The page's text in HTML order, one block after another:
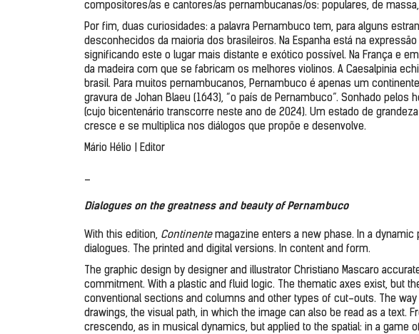
compositores/as e cantores/as pernambucanas/os: populares, de
Por fim, duas curiosidades: a palavra Pernambuco tem, para alguns
desconhecidos da maioria dos brasileiros. Na Espanha está na expressão
significando este o lugar mais distante e exótico possível. Na França e
da madeira com que se fabricam os melhores violinos. A Caesalpinia
brasil. Para muitos pernambucanos, Pernambuco é apenas um
gravura de Johan Blaeu (1643), “o país de Pernambuco”. Sonhado pelos
(cujo bicentenário transcorre neste ano de 2024). Um estado de
cresce e se multiplica nos diálogos que propõe e desenvolve.
Mário Hélio | Editor
_
Dialogues on the greatness and beauty of Pernambuco
With this edition, Continente magazine enters a new phase. In a
dialogues. The printed and digital versions. In content and form.
The graphic design by designer and illustrator Christiano Mascaro
commitment. With a plastic and fluid logic. The thematic axes exist, but
conventional sections and columns and other types of cut-outs. The
drawings, the visual path, in which the image can also be read as a text.
crescendo, as in musical dynamics, but applied to the spatial: in a game